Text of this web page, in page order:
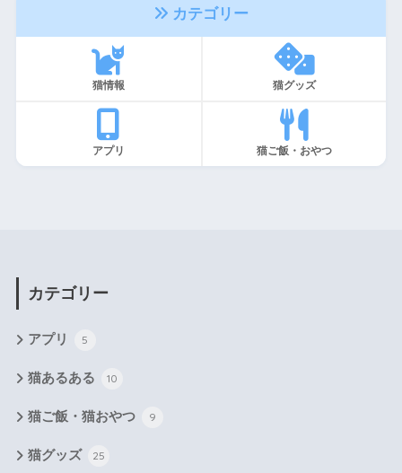
カテゴリー
猫情報 猫グッズ
アプリ 猫ご飯・おやつ
カテゴリー
アプリ 5
猫あるある 10
猫ご飯・猫おやつ 9
猫グッズ 25